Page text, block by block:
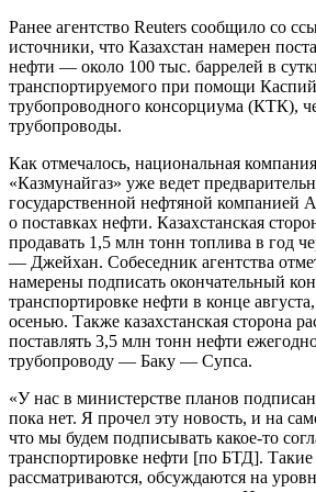
Ранее агентство Reuters сообщило со
источники, что Казахстан намерен
нефти — около 100 тыс. баррелей в
транспортируемого при помощи
трубопроводного консорциума (КТК),
трубопроводы.
Как отмечалось, национальная
«Казмунайгаз» уже ведет
государственной нефтяной компанией
о поставках нефти. Казахстанская
продавать 1,5 млн тонн топлива в год
— Джейхан. Собеседник агентства
намерены подписать окончательный
транспортировке нефти в конце
осенью. Также казахстанская сторона
поставлять 3,5 млн тонн нефти
трубопроводу — Баку — Супса.
«У нас в министерстве планов
пока нет. Я прочел эту новость, и на
что мы будем подписывать какое-то
транспортировке нефти [по БТД].
рассматриваются, обсуждаются на